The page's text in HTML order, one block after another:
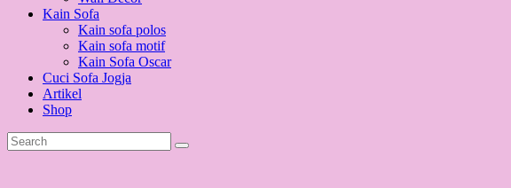
Kain Sofa
Kain sofa polos
Kain sofa motif
Kain Sofa Oscar
Cuci Sofa Jogja
Artikel
Shop